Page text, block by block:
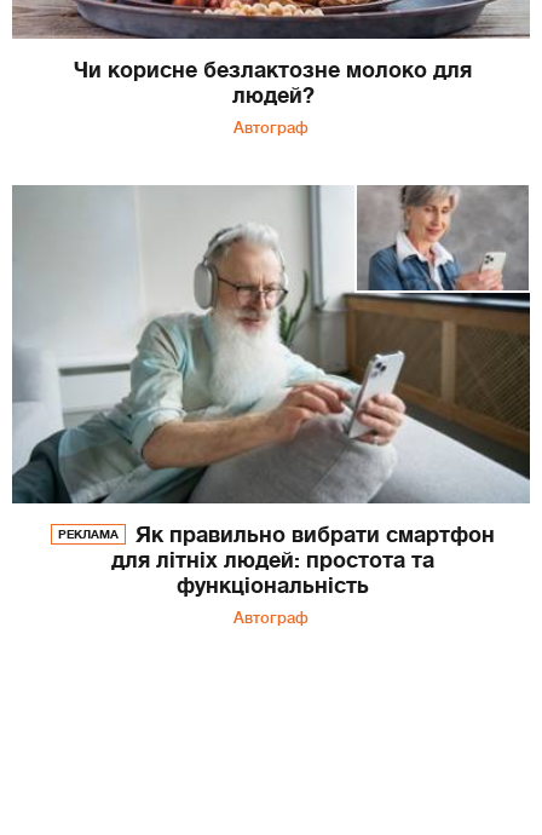
Чи корисне безлактозне молоко для
людей?
Автограф
РЕКЛАМА
Як правильно вибрати смартфон
для літніх людей: простота та
функціональність
Автограф